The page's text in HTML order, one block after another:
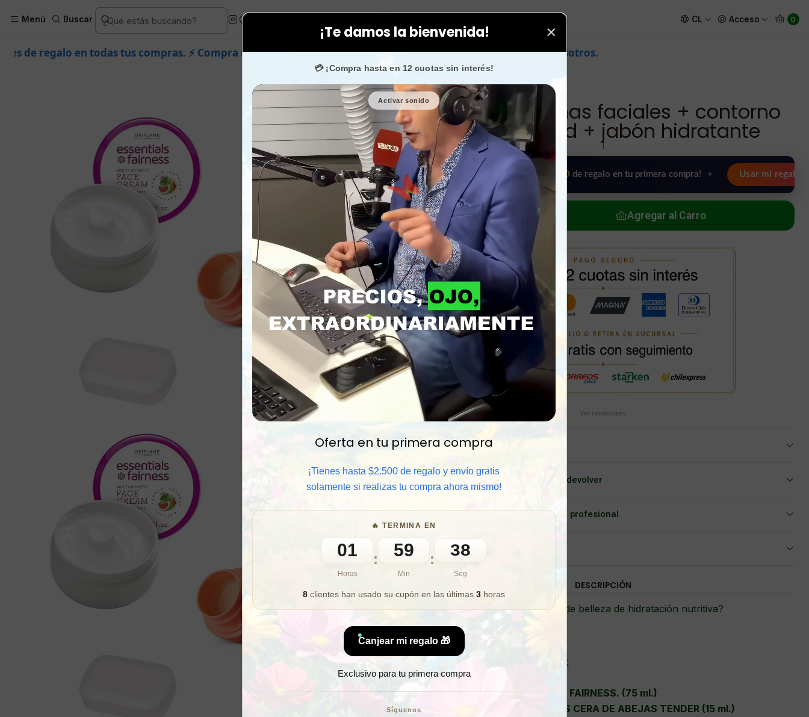
¡Te damos la bienvenida! ×
💳 ¡Compra hasta en 12 cuotas sin interés!
Activar sonido
Oferta en tu primera compra
¡Tienes hasta $2.500 de regalo y envío gratis
solamente si realizas tu compra ahora mismo!
🔥 TERMINA EN
01
Horas
: 59
Min
: 36
Seg
8 clientes han usado su cupón en las últimas 3 horas
Canjear mi regalo 🎁
Exclusivo para tu primera compra
Síguenos
Menú Buscar CL Acceso 0
Facial Packs tratamiento Antiedad Crema vitaminas faciales + contorno ojos antiedad + jabón hidratante
tus compras. ⚡ Compra rápido y aprovecha. 💙 +50.000 fans enInstagramconfían en nosotros.
Crema vitaminas faciales + contorno
ojos antiedad + jabón hidratante
|
🎉 Bienvenid@ 🔥 ¡Hasta $2.500 de regalo en tu primera compra! • Usar mi regalo ahora 🖤
Cantidad
Agregar al Carro
Ver condiciones
📦 Comprar al por mayor
⏰ Garantía 8 meses para cambiar o devolver
🧑‍💼 Atención al cliente y/o Asesoría profesional
🎁 Lo quiero para regalo
DESCRIPCIÓN
¿Buscas un pack de belleza de hidratación nutritiva?
Pack hidratación nutritiva, incluye:
- 1 CREMA VITAMINAS FACIALES FAIRNESS. (75 ml.)
- 1 UNGÜENTO CONTORNO OJOS CERA DE ABEJAS TENDER (15 ml.)